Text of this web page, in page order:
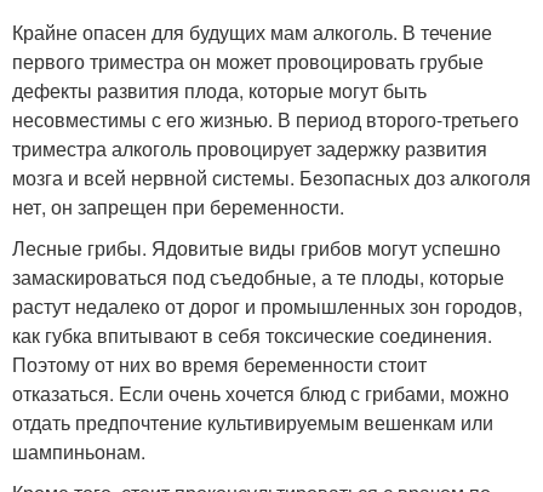
Крайне опасен для будущих мам алкоголь. В течение
первого триместра он может провоцировать грубые
дефекты развития плода, которые могут быть
несовместимы с его жизнью. В период второго-третьего
триместра алкоголь провоцирует задержку развития
мозга и всей нервной системы. Безопасных доз алкоголя
нет, он запрещен при беременности.
Лесные грибы. Ядовитые виды грибов могут успешно
замаскироваться под съедобные, а те плоды, которые
растут недалеко от дорог и промышленных зон городов,
как губка впитывают в себя токсические соединения.
Поэтому от них во время беременности стоит
отказаться. Если очень хочется блюд с грибами, можно
отдать предпочтение культивируемым вешенкам или
шампиньонам.